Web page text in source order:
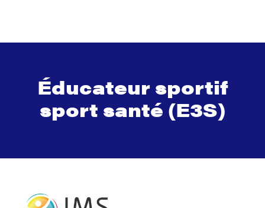
Éducateur sportif
sport santé (E3S)